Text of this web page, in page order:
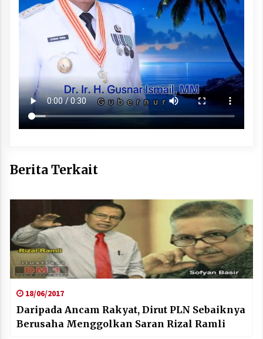
Berita Terkait
18/06/2017
Daripada Ancam Rakyat, Dirut PLN Sebaiknya
Berusaha Menggolkan Saran Rizal Ramli